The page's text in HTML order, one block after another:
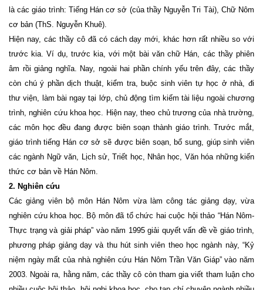
là các giáo trình: Tiếng Hán cơ sở (của thầy Nguyễn Tri Tài), Chữ Nôm
cơ bản (ThS. Nguyễn Khuê).
Hiện nay, các thầy cô đã có cách dạy mới, khác hơn rất nhiều so với
trước kia. Ví dụ, trước kia, với một bài văn chữ Hán, các thầy phiên
âm rồi giảng nghĩa. Nay, ngoài hai phần chính yếu trên đây, các thầy
còn chú ý phần dịch thuật, kiểm tra, buộc sinh viên tự học ở nhà, đi
thư viện, làm bài ngay tại lớp, chủ động tìm kiếm tài liệu ngoài chương
trình, nghiên cứu khoa học. Hiện nay, theo chủ trương của nhà trường,
các môn học đều đang được biên soạn thành giáo trình. Trước mắt,
giáo trình tiếng Hán cơ sở sẽ được biên soạn, bổ sung, giúp sinh viên
các ngành Ngữ văn, Lịch sử, Triết học, Nhân học, Văn hóa những kiến
thức cơ bản về Hán Nôm.
2. Nghiên cứu
Các giảng viên bộ môn Hán Nôm vừa làm công tác giảng dạy, vừa
nghiên cứu khoa học. Bộ môn đã tổ chức hai cuộc hội thảo “Hán Nôm-
Thực trạng và giải pháp” vào năm 1995 giải quyết vấn đề về giáo trình,
phương pháp giảng dạy và thu hút sinh viên theo học ngành này, “Kỷ
niệm ngày mất của nhà nghiên cứu Hán Nôm Trần Văn Giáp” vào năm
2003. Ngoài ra, hằng năm, các thầy cô còn tham gia viết tham luận cho